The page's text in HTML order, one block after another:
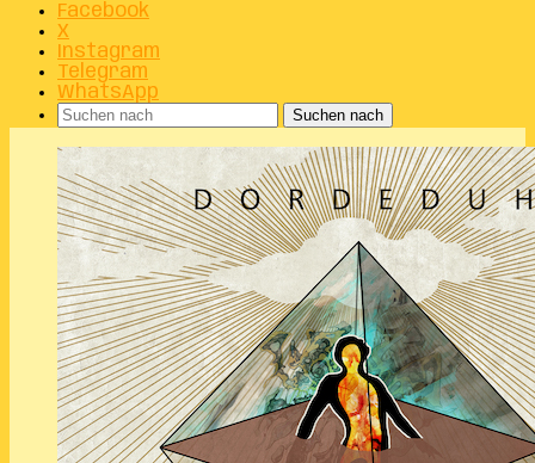
Facebook
X
Instagram
Telegram
WhatsApp
Suchen nach